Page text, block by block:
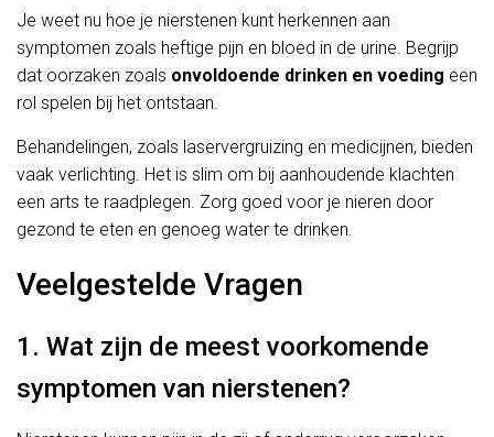
Je weet nu hoe je nierstenen kunt herkennen aan
symptomen zoals heftige pijn en bloed in de urine. Begrijp
dat oorzaken zoals onvoldoende drinken en voeding een
rol spelen bij het ontstaan.
Behandelingen, zoals laservergruizing en medicijnen, bieden
vaak verlichting. Het is slim om bij aanhoudende klachten
een arts te raadplegen. Zorg goed voor je nieren door
gezond te eten en genoeg water te drinken.
Veelgestelde Vragen
1. Wat zijn de meest voorkomende
symptomen van nierstenen?